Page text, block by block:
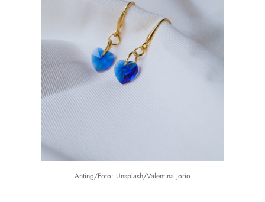
Anting/Foto: Unsplash/Valentina Jorio